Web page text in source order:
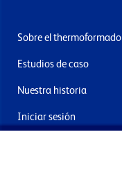
Sobre el thermoformado
Estudios de caso
Nuestra historia
Iniciar sesión